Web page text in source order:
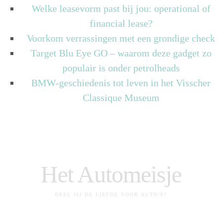
Welke leasevorm past bij jou: operational of
financial lease?
Voorkom verrassingen met een grondige check
Target Blu Eye GO – waarom deze gadget zo
populair is onder petrolheads
BMW-geschiedenis tot leven in het Visscher
Classique Museum
Het Automeisje
DEEL JIJ DE LIEFDE VOOR AUTO'S?